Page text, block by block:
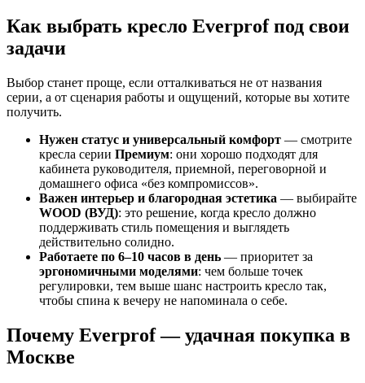
Как выбрать кресло Everprof под свои
задачи
Выбор станет проще, если отталкиваться не от названия
серии, а от сценария работы и ощущений, которые вы хотите
получить.
Нужен статус и универсальный комфорт — смотрите
кресла серии Премиум: они хорошо подходят для
кабинета руководителя, приемной, переговорной и
домашнего офиса «без компромиссов».
Важен интерьер и благородная эстетика — выбирайте
WOOD (ВУД): это решение, когда кресло должно
поддерживать стиль помещения и выглядеть
действительно солидно.
Работаете по 6–10 часов в день — приоритет за
эргономичными моделями: чем больше точек
регулировки, тем выше шанс настроить кресло так,
чтобы спина к вечеру не напоминала о себе.
Почему Everprof — удачная покупка в
Москве